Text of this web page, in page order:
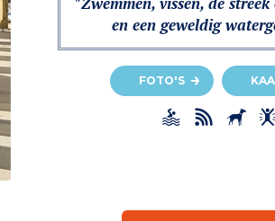
en een geweldig
FOTO'S